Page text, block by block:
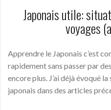
Japonais utile:
voyages
Apprendre le Japonais c’est
rapidement sans passer par
encore plus. J’ai déjà évoqué
japonais dans des articles